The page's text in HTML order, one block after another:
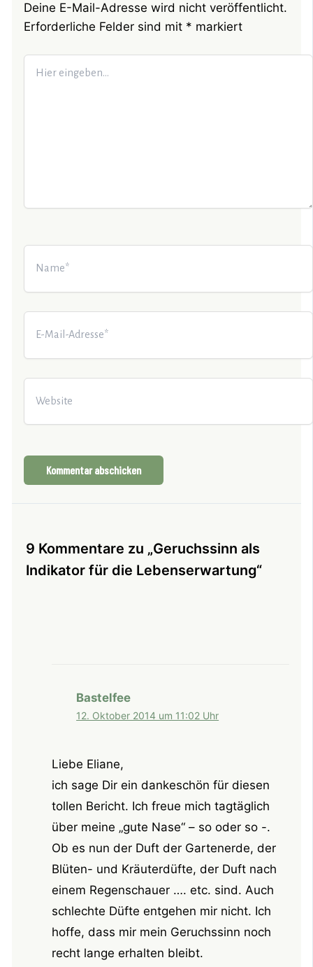
Deine E-Mail-Adresse wird nicht veröffentlicht.
Erforderliche Felder sind mit * markiert
Hier
eingeben…
Name*
E-
Mail-
Website
9 Kommentare zu „Geruchssinn als
Indikator für die Lebenserwartung“
Bastelfee
12. Oktober 2014 um 11:02 Uhr
Liebe Eliane,
ich sage Dir ein dankeschön für diesen
tollen Bericht. Ich freue mich tagtäglich
über meine „gute Nase“ – so oder so -.
Ob es nun der Duft der Gartenerde, der
Blüten- und Kräuterdüfte, der Duft nach
einem Regenschauer …. etc. sind. Auch
schlechte Düfte entgehen mir nicht. Ich
hoffe, dass mir mein Geruchssinn noch
recht lange erhalten bleibt.